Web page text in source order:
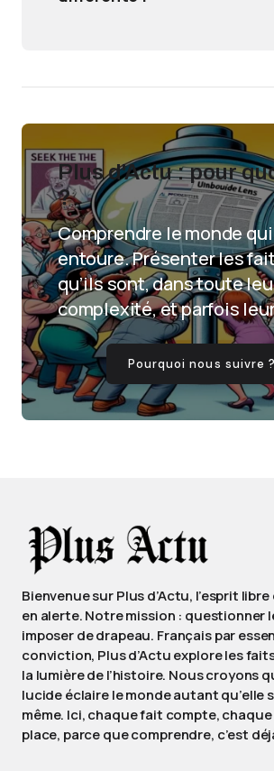
Plus d'Actu : pour
?
Comprendre le monde
entoure. Présenter les
qu’ils sont, dans toute
complexité, et parfois
Pourquoi nous suivre ?
Bienvenue sur Plus d’Actu, l’esprit
en alerte. Notre mission : questionner
imposer de drapeau. Français par
conviction, Plus d’Actu explore les
la lumière de l’histoire. Nous croyons
lucide éclaire le monde autant qu’elle
même. Ici, chaque fait compte,
place, parce que comprendre, c’est